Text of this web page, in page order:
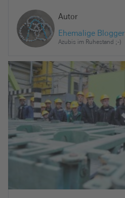
Autor
Ehemalige Blogger
Azubis im Ruhestand ;-)